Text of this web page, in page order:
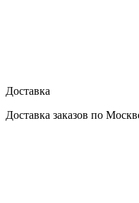
Доставка
Доставка заказов по